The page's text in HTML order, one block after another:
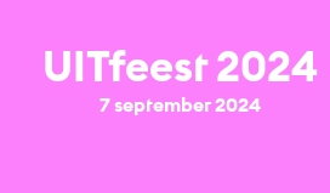
UITfeest 2024
7 september 2024